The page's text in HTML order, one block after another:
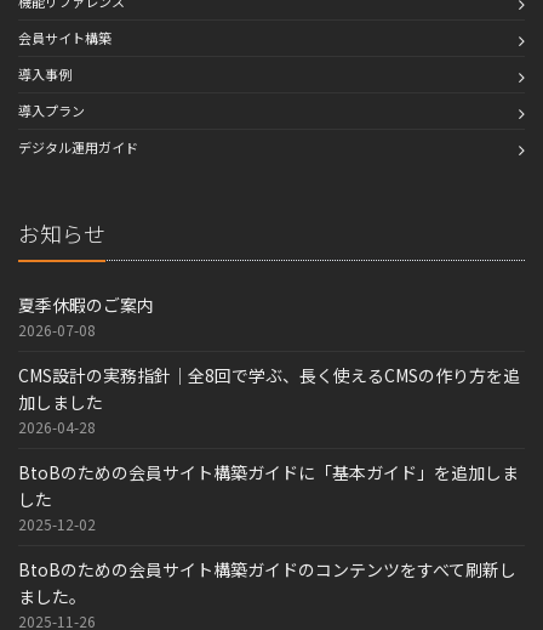
会員サイト構築
導入事例
導入プラン
デジタル運用ガイド
お知らせ
夏季休暇のご案内
2026-07-08
CMS設計の実務指針｜全8回で学ぶ、長く使えるCMSの作り方を追
加しました
2026-04-28
BtoBのための会員サイト構築ガイドに「基本ガイド」を追加しま
した
2025-12-02
BtoBのための会員サイト構築ガイドのコンテンツをすべて刷新し
ました。
2025-11-26